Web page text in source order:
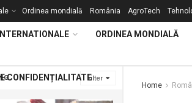
Filter
Ordinea mondială România AgroTech
ORDINEA MONDIALĂ
CONFIDENȚIALITATE
Home